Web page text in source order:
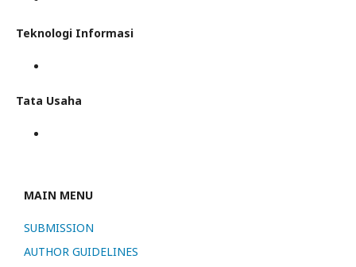
Teknologi Informasi
Tata Usaha
MAIN MENU
SUBMISSION
AUTHOR GUIDELINES